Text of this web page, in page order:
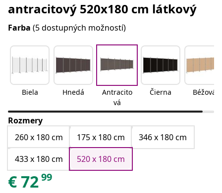
antracitový 520x180 cm látkový
Farba (5 dostupných možností)
Biela Hnedá
Antracito
vá
Čierna Béžová
Rozmery
260 x 180 cm
175 x 180 cm
346 x 180 cm
433 x 180 cm
520 x 180 cm
€7299